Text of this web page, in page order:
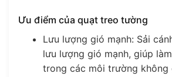
Ưu điểm của quạt treo tường
Lưu lượng gió mạnh: Sải
lưu lượng gió mạnh, giúp
trong các môi trường không